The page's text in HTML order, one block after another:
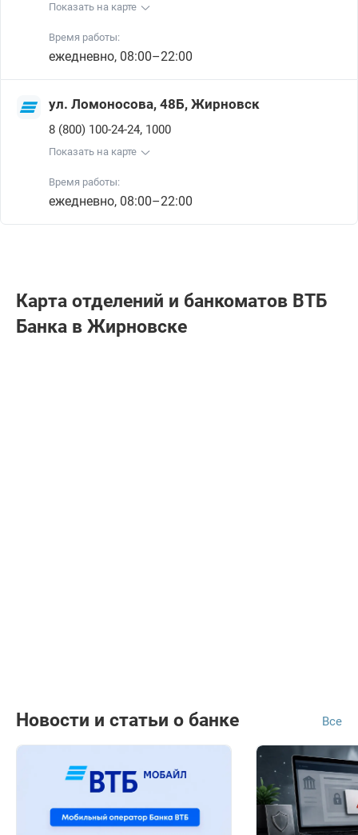
Показать на карте
Время работы:
ежедневно, 08:00–22:00
ул. Ломоносова, 48Б, Жирновск
8 (800) 100-24-24, 1000
Показать на карте
Время работы:
ежедневно, 08:00–22:00
Карта отделений и банкоматов ВТБ
Банкa в Жирновске
Новости и статьи о банке Все